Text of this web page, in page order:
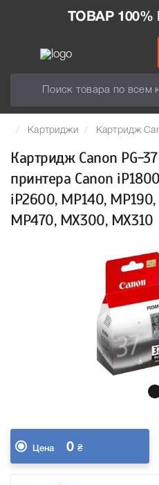
ТОВАР
Картриджи Картридж
Картридж Canon PG-
принтера Canon
iР2600, МP140, МP190,
MР470, MХ300, MХ310
Цена 0 ₴